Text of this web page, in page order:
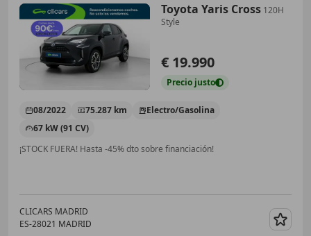
Toyota Yaris Cross 120H
Style
€ 19.990
Precio justo
08/2022 75.287 km
Electro/Gasolina
67 kW (91 CV)
¡STOCK FUERA! Hasta -45% dto sobre financiación!
CLICARS MADRID
ES-28021 MADRID